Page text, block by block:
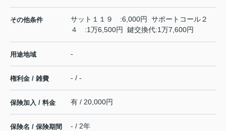
その他条件
サット１１９ :6,000円 サポートコール２
４ :1万6,500円 鍵交換代:1万7,600円
用途地域 -
権利金 / 雑費 - / -
保険加入 / 料金 有 / 20,000円
保険名 / 保険期間 - / 2年